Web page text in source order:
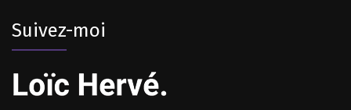
Suivez-moi